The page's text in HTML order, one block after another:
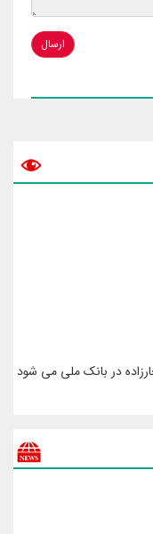
ارسال
در بانک ملی می شود